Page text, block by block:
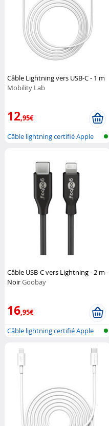
Câble Lightning vers USB-C - 1 m
Mobility Lab
12,95€
Câble lightning certifié Apple
Câble USB-C vers Lightning - 2 m -
NoirGoobay
16,95€
Câble lightning certifié Apple